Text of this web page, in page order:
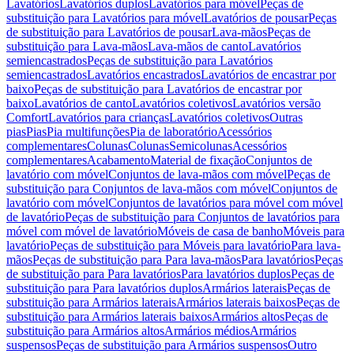
Lavatórios Lavatórios duplos Lavatórios para móvel Peças de
substituição para Lavatórios para móvelLavatórios de pousarPeças
de substituição para Lavatórios de pousarLava-mãosPeças de
substituição para Lava-mãosLava-mãos de cantoLavatórios
semiencastradosPeças de substituição para Lavatórios
semiencastradosLavatórios encastradosLavatórios de encastrar por
baixoPeças de substituição para Lavatórios de encastrar por
baixoLavatórios de cantoLavatórios coletivosLavatórios versão
ComfortLavatórios para criançasLavatórios coletivosOutras
piasPiasPia multifunçõesPia de laboratórioAcessórios
complementaresColunasColunasSemicolunasAcessórios
complementaresAcabamentoMaterial de fixaçãoConjuntos de
lavatório com móvelConjuntos de lava-mãos com móvelPeças de
substituição para Conjuntos de lava-mãos com móvelConjuntos de
lavatório com móvelConjuntos de lavatórios para móvel com móvel
de lavatórioPeças de substituição para Conjuntos de lavatórios para
móvel com móvel de lavatórioMóveis de casa de banhoMóveis para
lavatórioPeças de substituição para Móveis para lavatórioPara lava-
mãosPeças de substituição para Para lava-mãosPara lavatóriosPeças
de substituição para Para lavatóriosPara lavatórios duplosPeças de
substituição para Para lavatórios duplosArmários lateraisPeças de
substituição para Armários lateraisArmários laterais baixosPeças de
substituição para Armários laterais baixosArmários altosPeças de
substituição para Armários altosArmários médiosArmários
suspensosPeças de substituição para Armários suspensosOutro